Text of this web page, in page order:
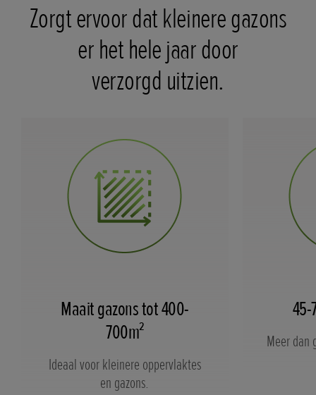
Zorgt ervoor dat kleinere gazons
er het hele jaar door
verzorgd uitzien.
Maait gazons tot 400-
700m²
Ideaal voor kleinere oppervlaktes
en gazons.
Meer dan